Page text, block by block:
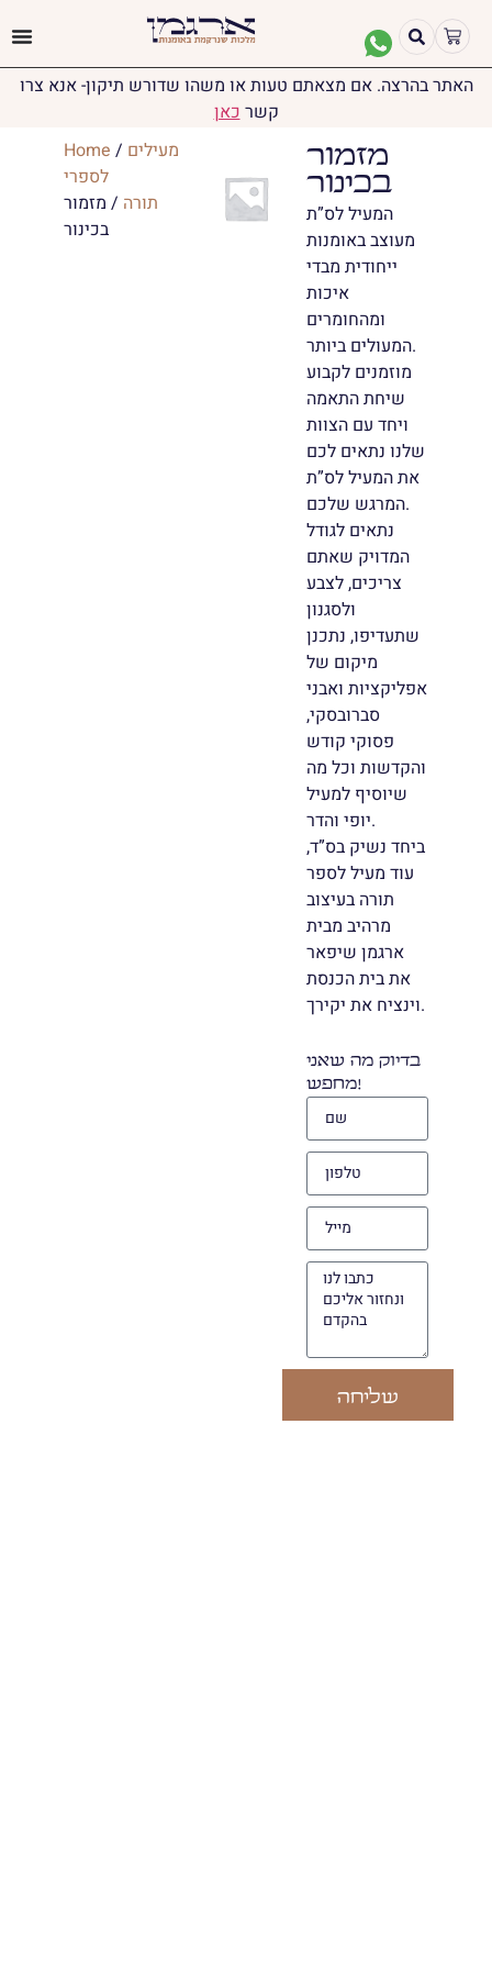
האתר בהרצה. אם מצאתם טעות או משהו שדורש תיקון- אנא צרו
קשרכאן
Home / מעילים
לספרי
תורה / מזמור
בכינור
מזמור
בכינור
המעיל לס”ת
מעוצב באומנות
ייחודית מבדי
איכות
ומהחומרים
המעולים ביותר.
מוזמנים לקבוע
שיחת התאמה
ויחד עם הצוות
שלנו נתאים לכם
את המעיל לס”ת
המרגש שלכם.
נתאים לגודל
המדויק שאתם
צריכים, לצבע
ולסגנון
שתעדיפו, נתכנן
מיקום של
אפליקציות ואבני
סברובסקי,
פסוקי קודש
והקדשות וכל מה
שיוסיף למעיל
יופי והדר.
ביחד נשיק בס”ד,
עוד מעיל לספר
תורה בעיצוב
מרהיב מבית
ארגמן שיפאר
את בית הכנסת
וינציח את יקירך.
בדיוק מה שאני
מחפש!
שליחה